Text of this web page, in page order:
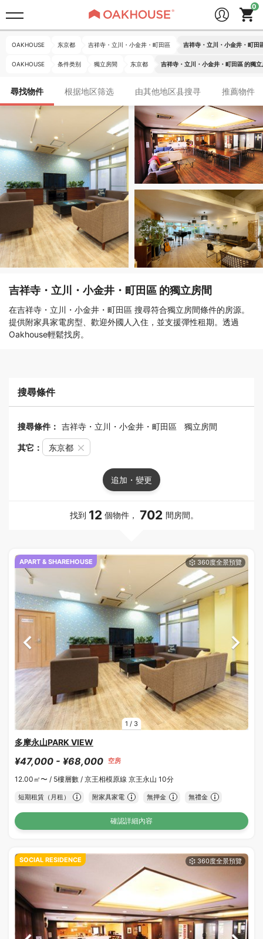
OAKHOUSE 东京都 吉祥寺・立川・小金井・町田區 吉祥寺・立川・小金井・町田
OAKHOUSE 条件类别 獨立房間 东京都 吉祥寺・立川・小金井・町田區 的獨立
尋找物件 根据地区筛选 由其他地区县搜寻 推薦物件
吉祥寺・立川・小金井・町田區 的獨立房間
在吉祥寺・立川・小金井・町田區 搜尋符合獨立房間條件的房源。
提供附家具家電房型、歡迎外國人入住，並支援彈性租期。透過
Oakhouse輕鬆找房。
搜尋條件
搜尋條件： 吉祥寺・立川・小金井・町田區 獨立房間
其它： 东京都
追加・變更
找到 12 個物件， 702 間房間。
1 / 3
APART & SHAREHOUSE
多摩永山PARK VIEW
¥47,000 - ¥68,000 空房
12.00㎡〜 / 5樓層數 / 京王相模原線 京王永山 10分
短期租賃（月租） 附家具家電 無押金 無禮金
確認詳細內容
SOCIAL RESIDENCE